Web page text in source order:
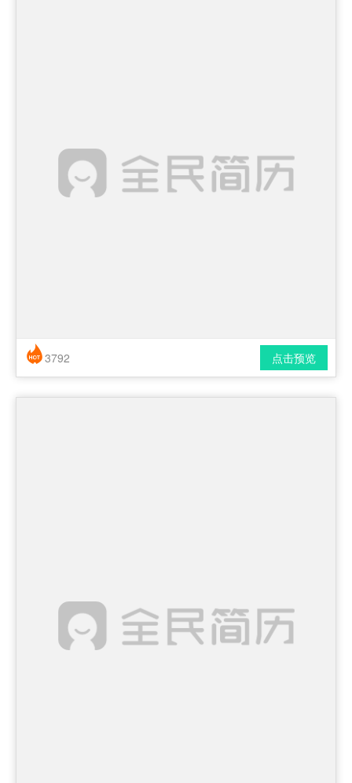
简历风格： 时尚 / 简洁 / 应届生
点击预览
3792